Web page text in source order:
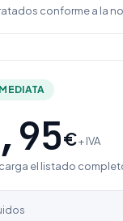
conforme a la
€+ IVA
el listado